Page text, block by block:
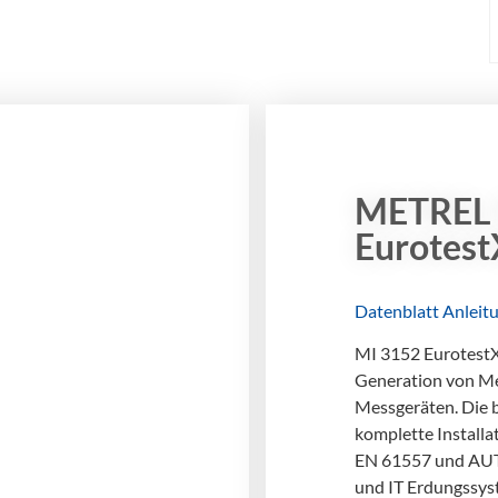
Datenblatt
MI 3152
Generation von
Messgeräten. Die
komplette
EN 61557 und
und IT